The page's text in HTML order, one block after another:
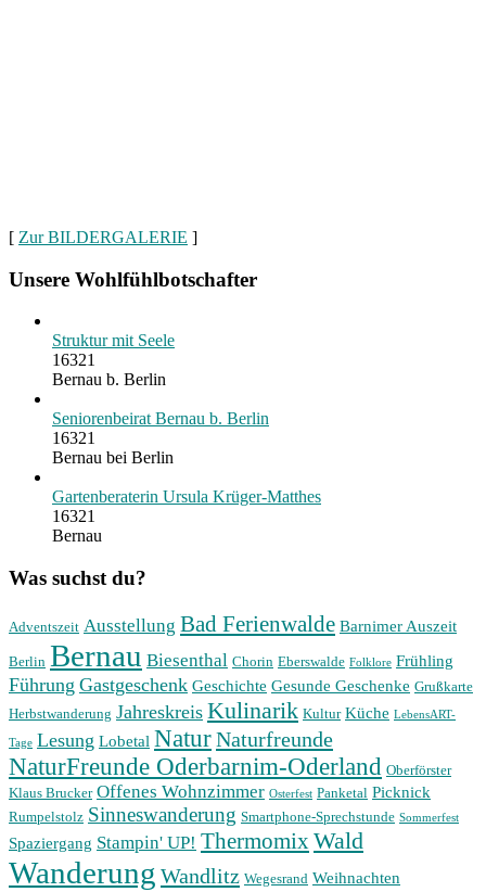
[ Zur BILDERGALERIE ]
Unsere Wohlfühlbotschafter
Struktur mit Seele
16321
Bernau b. Berlin
Seniorenbeirat Bernau b. Berlin
16321
Bernau bei Berlin
Gartenberaterin Ursula Krüger-Matthes
16321
Bernau
Was suchst du?
Adventszeit Ausstellung Bad Ferienwalde Barnimer Auszeit
Berlin Bernau Biesenthal Chorin Eberswalde Folklore Frühling
Führung Gastgeschenk Geschichte Gesunde Geschenke Grußkarte
Herbstwanderung Jahreskreis Kulinarik Kultur Küche LebensART-
Tage Lesung Lobetal NaturNaturfreunde
NaturFreunde Oderbarnim-Oderland Oberförster
Klaus Brucker Offenes Wohnzimmer Osterfest Panketal Picknick
Rumpelstolz Sinneswanderung Smartphone-Sprechstunde Sommerfest
Spaziergang Stampin' UP! ThermomixWald
Wanderung Wandlitz Wegesrand Weihnachten